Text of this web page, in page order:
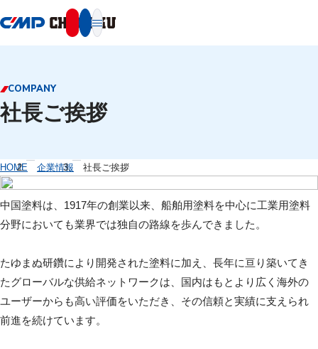
COMPANY
社長ご挨拶
HOME 企業情報 社長ご挨拶
中国塗料は、1917年の創業以来、船舶用塗料を中心に工業用塗料
分野においても業界では独自の路線を歩んできました。
たゆまぬ研鑽により開発された塗料に加え、長年に亘り築いてき
たグローバルな供給ネットワークは、国内はもとより広く海外の
ユーザーからも高い評価をいただき、その信頼と実績に支えられ
前進を続けています。